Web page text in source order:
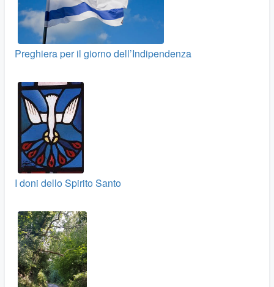
Preghiera per il giorno dell’Indipendenza
I doni dello Spirito Santo